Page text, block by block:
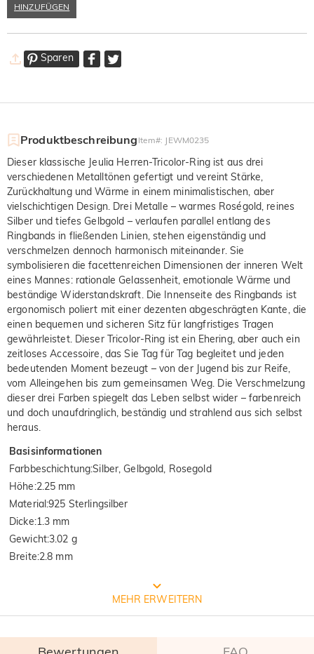
HINZUFÜGEN
Sparen
Produktbeschreibung Item#: JEWM0235
Dieser klassische Jeulia Herren-Tricolor-Ring ist aus drei
verschiedenen Metalltönen gefertigt und vereint Stärke,
Zurückhaltung und Wärme in einem minimalistischen, aber
vielschichtigen Design. Drei Metalle – warmes Roségold, reines
Silber und tiefes Gelbgold – verlaufen parallel entlang des
Ringbands in fließenden Linien, stehen eigenständig und
verschmelzen dennoch harmonisch miteinander. Sie
symbolisieren die facettenreichen Dimensionen der inneren Welt
eines Mannes: rationale Gelassenheit, emotionale Wärme und
beständige Widerstandskraft. Die Innenseite des Ringbands ist
ergonomisch poliert mit einer dezenten abgeschrägten Kante, die
einen bequemen und sicheren Sitz für langfristiges Tragen
gewährleistet. Dieser Tricolor-Ring ist ein Ehering, aber auch ein
zeitloses Accessoire, das Sie Tag für Tag begleitet und jeden
bedeutenden Moment bezeugt – von der Jugend bis zur Reife,
vom Alleingehen bis zum gemeinsamen Weg. Die Verschmelzung
dieser drei Farben spiegelt das Leben selbst wider – farbenreich
und doch unaufdringlich, beständig und strahlend aus sich selbst
heraus.
Basisinformationen
Farbbeschichtung:Silber, Gelbgold, Rosegold
Höhe:2.25 mm
Material:925 Sterlingsilber
Dicke:1.3 mm
Gewicht:3.02 g
Breite:2.8 mm
Prozess der Schmuckherstellung
MEHR ERWEITERN